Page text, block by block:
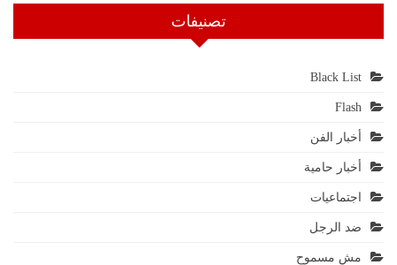
تصنيفات
Black List
Flash
أخبار الفن
أخبار حامية
اجتماعيات
ضد الرجل
مش مسموح